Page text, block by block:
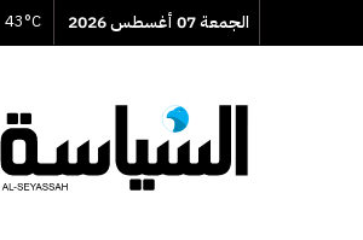
الجمعة 07 أغسطس 2026 43°C